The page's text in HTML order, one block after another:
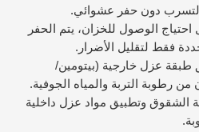
التسرب دون حفر عشوائي.
الوصول للخزان، يتم الحفر
فقط لتقليل الأضرار.
طبقة عزل خارجية (بيتومين/
من رطوبة التربة والمياه الجوفية.
الشقوق وتطبيق مواد عزل داخلية